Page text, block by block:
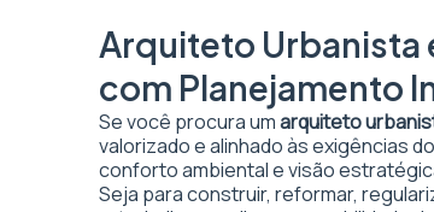
Arquiteto Urbanista
com Planejamento
Se você procura umarquiteto
valorizado e alinhado às exigências
conforto ambiental e visão
Seja para construir, reformar,